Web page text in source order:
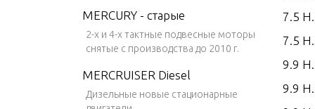
MERCURY - старые
2-х и 4-х тактные подвесные моторы
снятые с производства до 2010 г.
MERCRUISER Diesel
Дизельные новые стационарные
7.5
7.5
9.9
9.9